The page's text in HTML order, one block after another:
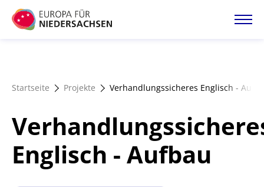
Direkt
zum
Förderangebote
Startseite Projekte Verhandlungssicheres Englisch -
Englisch - Aufbau